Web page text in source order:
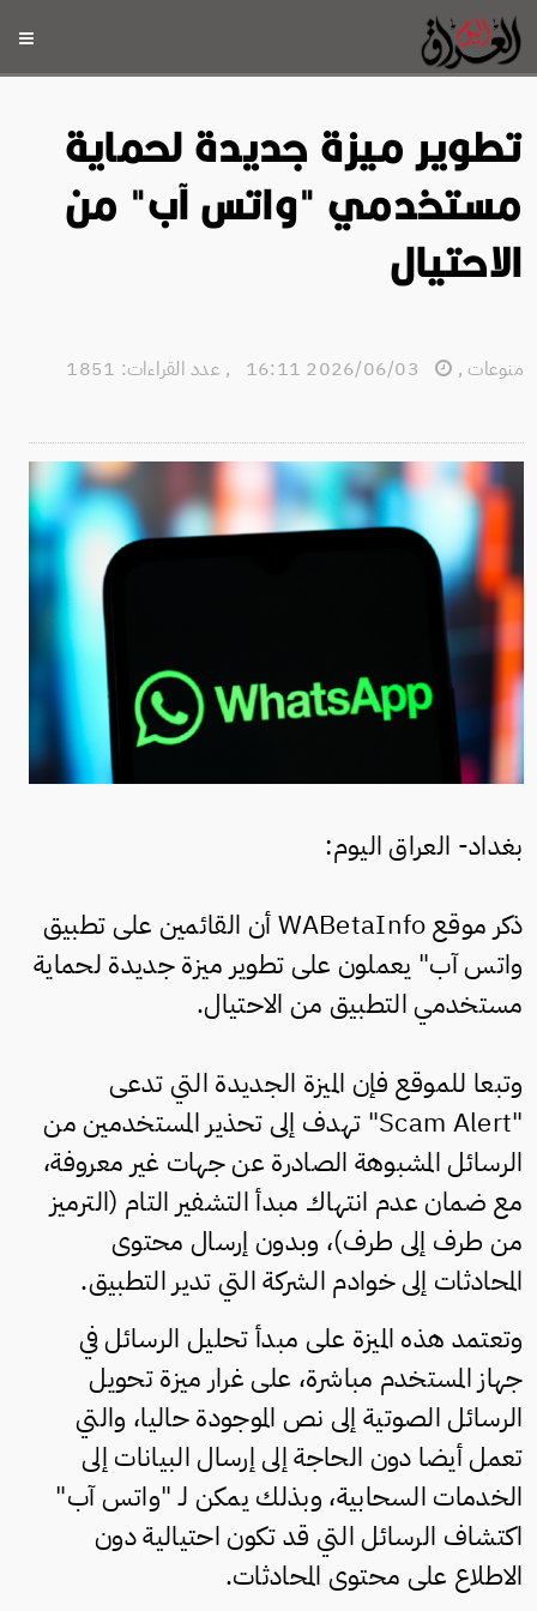
تطوير ميزة جديدة لحماية
مستخدمي "واتس آب" من
الاحتيال
منوعات ,
, عدد القراءات: 1851
بغداد- العراق اليوم:
ذكر موقع WABetaInfo أن القائمين على تطبيق
واتس آب" يعملون على تطوير ميزة جديدة لحماية
مستخدمي التطبيق من الاحتيال.
وتبعا للموقع فإن الميزة الجديدة التي تدعى
"Scam Alert" تهدف إلى تحذير المستخدمين من
الرسائل المشبوهة الصادرة عن جهات غير معروفة،
مع ضمان عدم انتهاك مبدأ التشفير التام (الترميز
من طرف إلى طرف)، وبدون إرسال محتوى
المحادثات إلى خوادم الشركة التي تدير التطبيق.
وتعتمد هذه الميزة على مبدأ تحليل الرسائل في
جهاز المستخدم مباشرة، على غرار ميزة تحويل
الرسائل الصوتية إلى نص الموجودة حاليا، والتي
تعمل أيضا دون الحاجة إلى إرسال البيانات إلى
الخدمات السحابية، وبذلك يمكن لـ "واتس آب"
اكتشاف الرسائل التي قد تكون احتيالية دون
الاطلاع على محتوى المحادثات.